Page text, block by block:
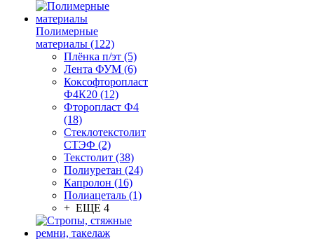
Полимерные
материалы (122)
Плёнка п/эт (5)
Лента ФУМ (6)
Коксофторопласт
Ф4К20 (12)
Фторопласт Ф4
(18)
Стеклотекстолит
СТЭФ (2)
Текстолит (38)
Полиуретан (24)
Капролон (16)
Полиацеталь (1)
+ ЕЩЕ 4